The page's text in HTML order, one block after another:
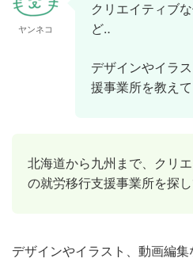
ヤンネコ
クリエイティブ
ど‥
デザインやイラ
援事業所を教えて
北海道から九州まで、クリ
の就労移行支援事業所を探し
デザインやイラスト、動画編